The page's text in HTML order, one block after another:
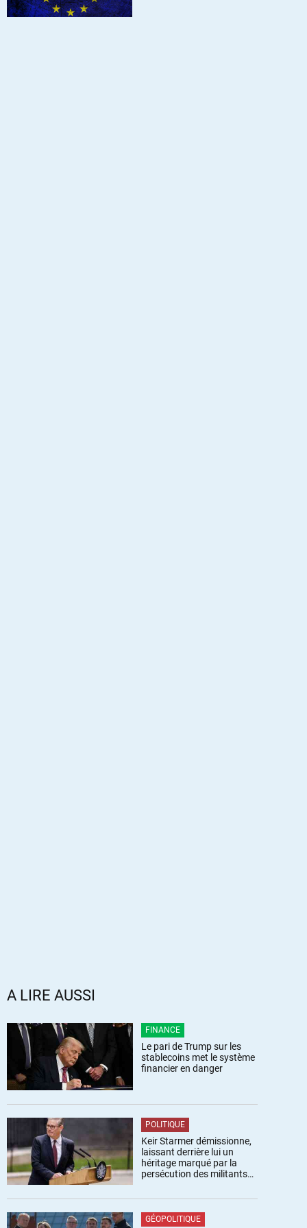
A LIRE AUSSI
FINANCE
Le pari de Trump sur les
stablecoins met le système
financier en danger
POLITIQUE
Keir Starmer démissionne,
laissant derrière lui un
héritage marqué par la
persécution des militants
GÉOPOLITIQUE